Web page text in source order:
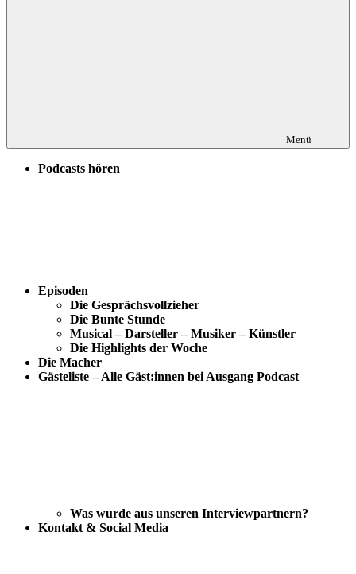
Menü
Podcasts hören
Episoden
Die Gesprächsvollzieher
Die Bunte Stunde
Musical – Darsteller – Musiker – Künstler
Die Highlights der Woche
Die Macher
Gästeliste – Alle Gäst:innen bei Ausgang Podcast
Was wurde aus unseren Interviewpartnern?
Kontakt & Social Media